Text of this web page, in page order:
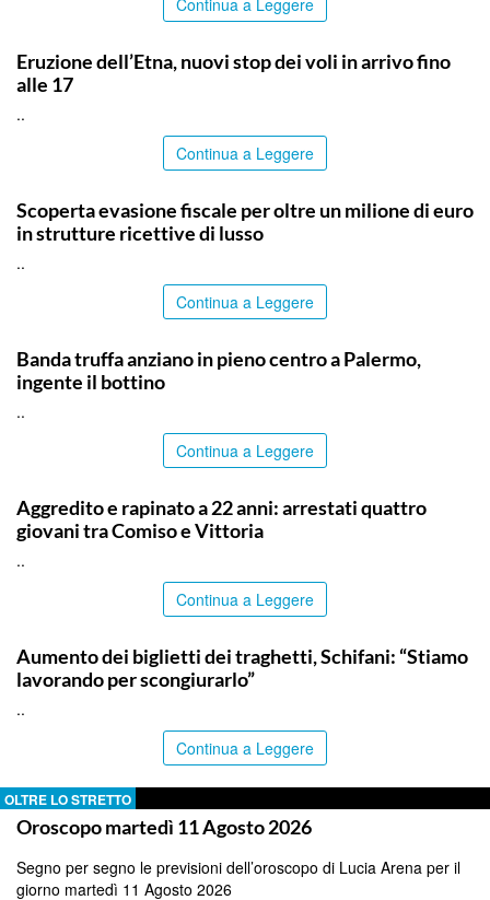
Eruzione dell’Etna, nuovi stop dei voli in arrivo fino
alle 17
..
Continua a Leggere
Scoperta evasione fiscale per oltre un milione di euro
in strutture ricettive di lusso
..
Continua a Leggere
Banda truffa anziano in pieno centro a Palermo,
ingente il bottino
..
Continua a Leggere
Aggredito e rapinato a 22 anni: arrestati quattro
giovani tra Comiso e Vittoria
..
Continua a Leggere
Aumento dei biglietti dei traghetti, Schifani: “Stiamo
lavorando per scongiurarlo”
..
Continua a Leggere
OLTRE LO STRETTO
Oroscopo martedì 11 Agosto 2026
Segno per segno le previsioni dell’oroscopo di Lucia Arena per il
giorno martedì 11 Agosto 2026